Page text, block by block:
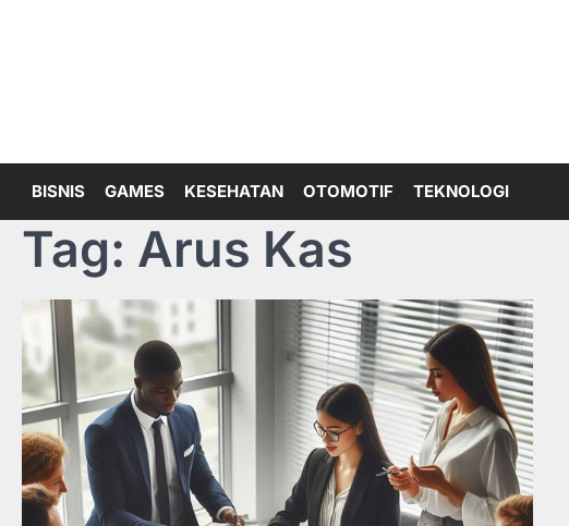
BISNIS GAMES KESEHATAN OTOMOTIF TEKNOLOGI
Tag: Arus Kas